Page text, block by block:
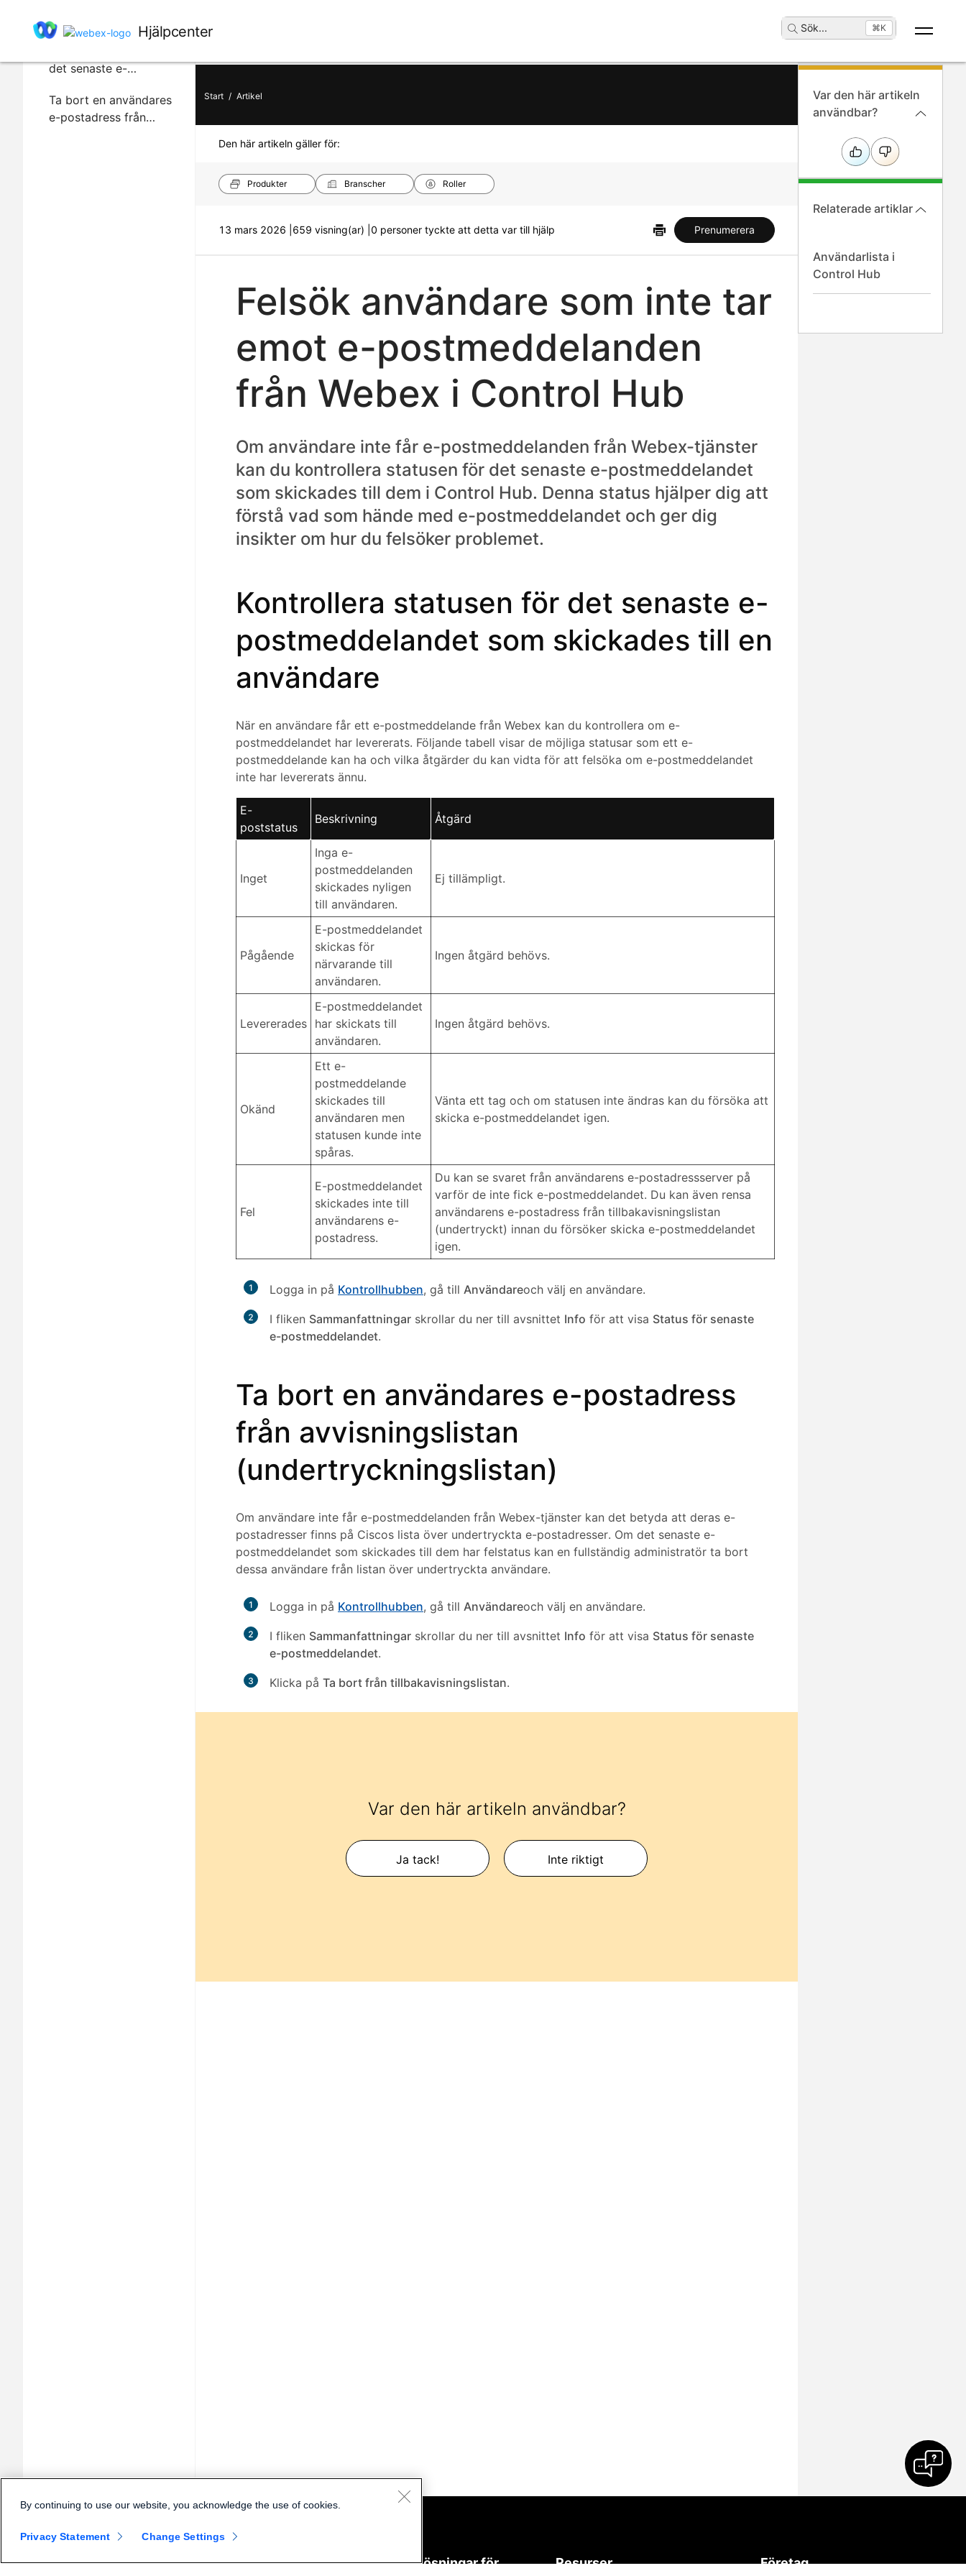
Hjälpcenter Sök... ⌘K
I den här artikeln
det senaste e-
skickades till en
användare
Ta bort en användares
e-postadress från
Start / Artikel
Den här artikeln gäller för:
Produkter Branscher Roller
13 mars 2026 | 659 visning(ar) | 0 personer tyckte att detta var till hjälp Prenumerera
Felsök användare som inte tar
emot e-postmeddelanden
från Webex i Control Hub
Om användare inte får e-postmeddelanden från Webex-tjänster
kan du kontrollera statusen för det senaste e-postmeddelandet
som skickades till dem i Control Hub. Denna status hjälper dig att
förstå vad som hände med e-postmeddelandet och ger dig
insikter om hur du felsöker problemet.
Kontrollera statusen för det senaste e-
postmeddelandet som skickades till en
användare
När en användare får ett e-postmeddelande från Webex kan du kontrollera om e-
postmeddelandet har levererats. Följande tabell visar de möjliga statusar som ett e-
postmeddelande kan ha och vilka åtgärder du kan vidta för att felsöka om e-postmeddelandet
inte har levererats ännu.
E-
poststatus
Beskrivning Åtgärd
Inget
Inga e-
postmeddelanden
skickades nyligen
till användaren.
Ej tillämpligt.
Pågående
E-postmeddelandet
skickas för
närvarande till
användaren.
Ingen åtgärd behövs.
Levererades
E-postmeddelandet
har skickats till
användaren.
Ingen åtgärd behövs.
Okänd
Ett e-
postmeddelande
skickades till
användaren men
statusen kunde inte
spåras.
Vänta ett tag och om statusen inte ändras kan du försöka att
skicka e-postmeddelandet igen.
Fel
E-postmeddelandet
skickades inte till
användarens e-
postadress.
Du kan se svaret från användarens e-postadressserver på
varför de inte fick e-postmeddelandet. Du kan även rensa
användarens e-postadress från tillbakavisningslistan
(undertryckt) innan du försöker skicka e-postmeddelandet
igen.
1 Logga in på Kontrollhubben, gå till Användareoch välj en användare.
2 I fliken Sammanfattningar skrollar du ner till avsnittet Info för att visa Status för senaste
e-postmeddelandet.
Ta bort en användares e-postadress
från avvisningslistan
(undertryckningslistan)
Om användare inte får e-postmeddelanden från Webex-tjänster kan det betyda att deras e-
postadresser finns på Ciscos lista över undertryckta e-postadresser. Om det senaste e-
postmeddelandet som skickades till dem har felstatus kan en fullständig administratör ta bort
dessa användare från listan över undertryckta användare.
1 Logga in på Kontrollhubben, gå till Användareoch välj en användare.
2 I fliken Sammanfattningar skrollar du ner till avsnittet Info för att visa Status för senaste
e-postmeddelandet.
3 Klicka på Ta bort från tillbakavisningslistan.
Var den här artikeln användbar?
Ja tack! Inte riktigt
Var den här artikeln
användbar?
Relaterade artiklar
Användarlista i
Control Hub
Små
Företag Enheter Lösningar för Resurser Företag
By continuing to use our website, you acknowledge the use of cookies.
Privacy Statement Change Settings